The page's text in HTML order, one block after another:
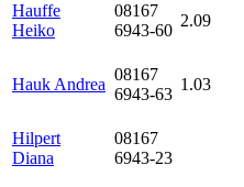
Hauffe
Heiko
08167
6943-60
2.09
Hauk Andrea
08167
6943-63
1.03
Hilpert
Diana
08167
6943-23